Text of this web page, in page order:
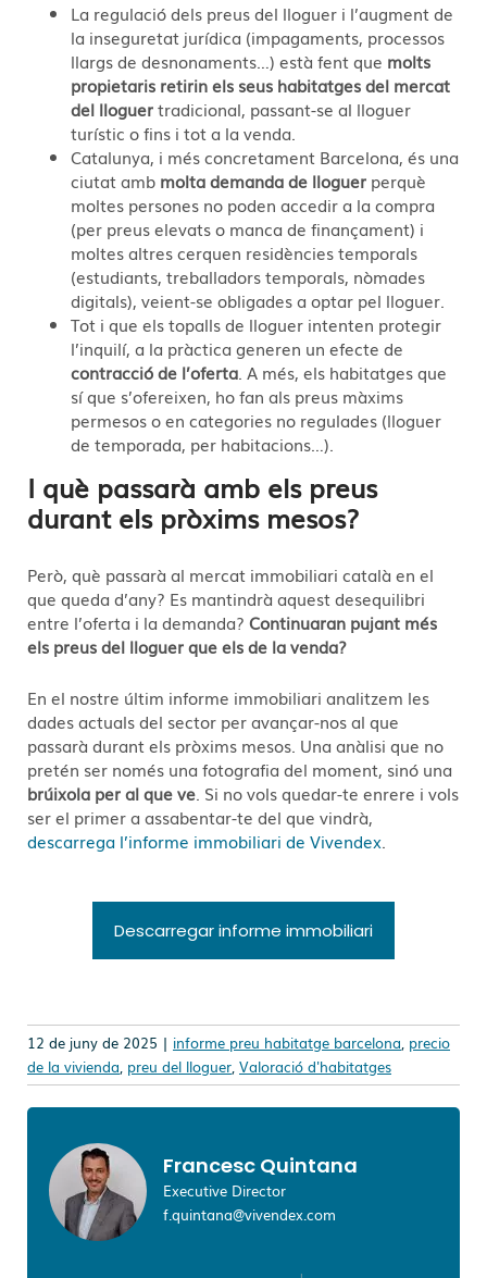
La regulació dels preus del lloguer i l’augment de
la inseguretat jurídica (impagaments, processos
llargs de desnonaments…) està fent que molts
propietaris retirin els seus habitatges del mercat
del lloguertradicional, passant-se al lloguer
turístic o fins i tot a la venda.
Catalunya, i més concretament Barcelona, és una
ciutat amb molta demanda de lloguer perquè
moltes persones no poden accedir a la compra
(per preus elevats o manca de finançament) i
moltes altres cerquen residències temporals
(estudiants, treballadors temporals, nòmades
digitals), veient-se obligades a optar pel lloguer.
Tot i que els topalls de lloguer intenten protegir
l’inquilí, a la pràctica generen un efecte de
contracció de l’oferta . A més, els habitatges que
sí que s’ofereixen, ho fan als preus màxims
permesos o en categories no regulades (lloguer
de temporada, per habitacions…).
I què passarà amb els preus
durant els pròxims mesos?
Però, què passarà al mercat immobiliari català en el
que queda d’any? Es mantindrà aquest desequilibri
entre l’oferta i la demanda? Continuaran pujant més
els preus del lloguer que els de la venda?
En el nostre últim informe immobiliari analitzem les
dades actuals del sector per avançar-nos al que
passarà durant els pròxims mesos. Una anàlisi que no
pretén ser només una fotografia del moment, sinó una
brúixola per al que ve . Si no vols quedar-te enrere i vols
ser el primer a assabentar-te del que vindrà,
descarrega l’informe immobiliari de Vivendex
Descarregar informe immobiliari
12 de juny de 2025 | informe preu habitatge barcelona, precio
de la vivienda, preu del lloguer, Valoració d'habitatges
Francesc Quintana
Executive Director
f.quintana@vivendex.com